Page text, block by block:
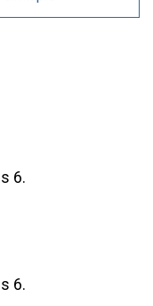
6.
6.